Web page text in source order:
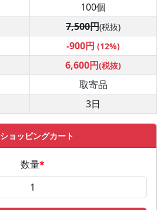
100個
7,500円(税抜)
-900円 (12%)
6,600円(税抜)
取寄品
3日
ショッピングカート
数量*